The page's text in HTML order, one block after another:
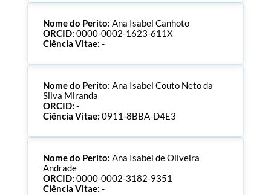
Nome do Perito: Ana Isabel Canhoto
ORCID: 0000-0002-1623-611X
Ciência Vitae: -
Nome do Perito: Ana Isabel Couto Neto da
Silva Miranda
ORCID: -
Ciência Vitae: 0911-8BBA-D4E3
Nome do Perito: Ana Isabel de Oliveira
Andrade
ORCID: 0000-0002-3182-9351
Ciência Vitae: -